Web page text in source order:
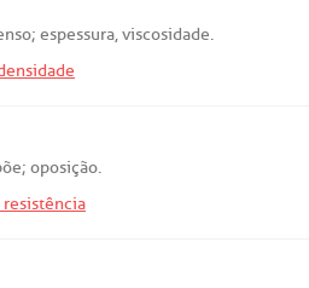
; espessura,viscosidade.
; oposição.